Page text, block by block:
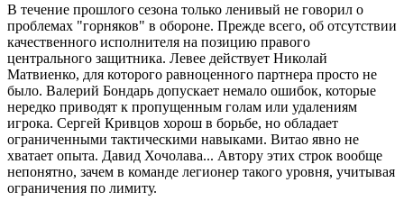
В течение прошлого сезона только ленивый не говорил о
проблемах "горняков" в обороне. Прежде всего, об отсутствии
качественного исполнителя на позицию правого
центрального защитника. Левее действует Николай
Матвиенко, для которого равноценного партнера просто не
было. Валерий Бондарь допускает немало ошибок, которые
нередко приводят к пропущенным голам или удалениям
игрока. Сергей Кривцов хорош в борьбе, но обладает
ограниченными тактическими навыками. Витао явно не
хватает опыта. Давид Хочолава... Автору этих строк вообще
непонятно, зачем в команде легионер такого уровня, учитывая
ограничения по лимиту.